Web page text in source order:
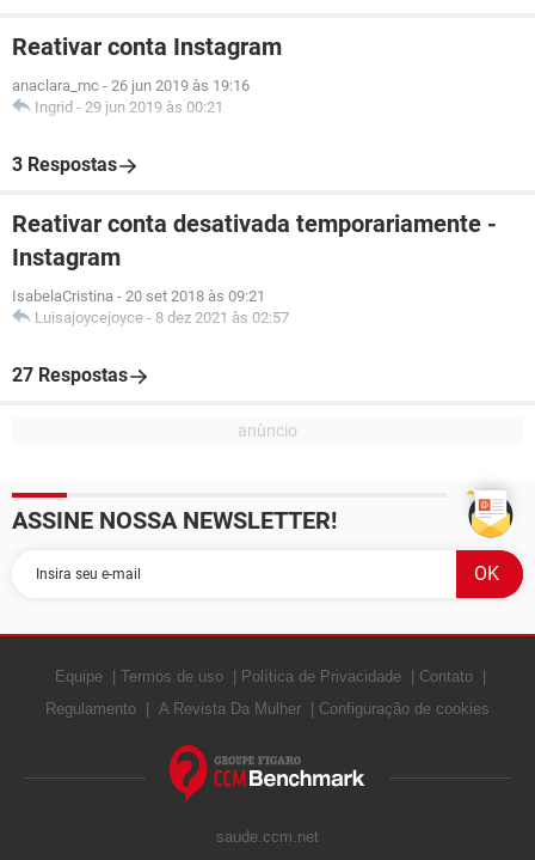
Reativar conta Instagram
anaclara_mc - 26 jun 2019 às 19:16
Ingrid - 29 jun 2019 às 00:21
3 Respostas
Reativar conta desativada temporariamente -
Instagram
IsabelaCristina - 20 set 2018 às 09:21
Luisajoycejoyce - 8 dez 2021 às 02:57
27 Respostas
ASSINE NOSSA NEWSLETTER!
Equipe Termos de uso Política de Privacidade
Contato
Regulamento
A Revista Da Mulher Configuração de cookies
saude.ccm.net